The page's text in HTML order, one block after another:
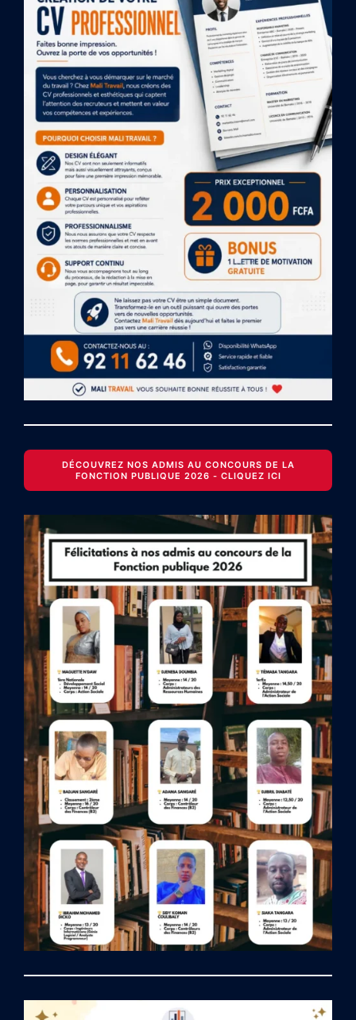
DÉCOUVREZ NOS ADMIS AU CONCOURS DE LA
FONCTION PUBLIQUE 2026 - CLIQUEZ ICI